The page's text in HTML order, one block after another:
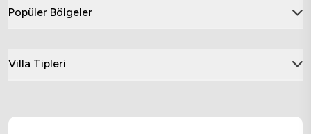
Popüler Bölgeler
Villa Tipleri